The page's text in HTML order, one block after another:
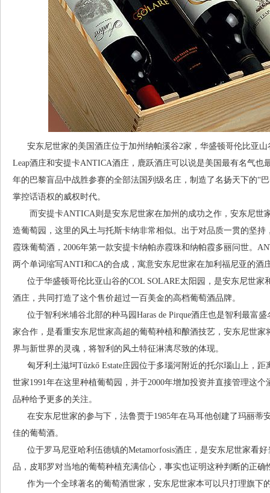
安东尼世家的美国酒庄位于加州纳帕溪谷2家，华盛顿哥伦比亚山
Leap酒庄和安提卡ANTICA酒庄，鹿跃酒庄可以说是美国最有名气也
年的巴黎盲品中战胜参赛的全部法国列级名庄，制造了名扬天下的“
掌控话语权的威权时代。
而安提卡ANTICA则是安东尼世家在加州的成功之作，安东尼世
造葡萄园，这里的风土与托斯卡纳非常相似。出于对品质一贯的坚
霞珠葡萄酒，2006年第一款安提卡纳帕赤霞珠和纳帕霞多丽问世。
两个单词缩写ANTI和CA的合成，寓意安东尼世家在加利福尼亚的酒
位于华盛顿哥伦比亚山谷的COL SOLARE太阳园，是安东尼世家
酒庄，共同打造了这个售价超过一百美金的高档葡萄酒品牌。
位于智利米埔谷北部的种马园Haras de Pirque酒庄也是智利最富
家合作，是看重安东尼世家高超的葡萄种植和酿酒技艺，安东尼世
界与新世界的灵魂，将智利的风土特征淋漓尽致的体现。
匈牙利土滋坷Tűzkő Estate庄园位于多瑙河附近的托尔瑙山上，距
世家1991年在这里种植葡萄园，并于2000年增加投资并直接管理这
品种给予更多的关注。
在安东尼世家的参与下，法鲁贾于1985年在马耳他创建了玛丽蒂
佳的葡萄酒。
位于罗马尼亚哈利伍德镇的Metamorfosis酒庄，是安东尼世家看
品，皮耶罗对当地的葡萄种植充满信心，事实也证明这种判断的正确
作为一个全球著名的葡萄酒世家，安东尼世家本可以只打理旗下